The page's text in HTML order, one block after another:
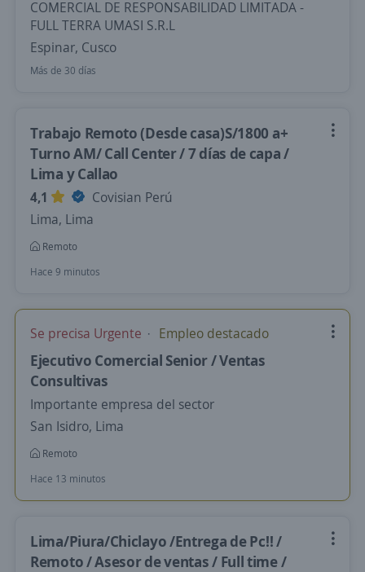
COMERCIAL DE RESPONSABILIDAD LIMITADA -
FULL TERRA UMASI S.R.L
Espinar, Cusco
Más de 30 días
Trabajo Remoto (Desde casa)S/1800 a+
Turno AM/ Call Center / 7 días de capa /
Lima y Callao
4,1
Covisian Perú
Lima, Lima
Remoto
Hace 9 minutos
Se precisa Urgente Empleo destacado
Ejecutivo Comercial Senior / Ventas
Consultivas
Importante empresa del sector
San Isidro, Lima
Remoto
Hace 13 minutos
Lima/Piura/Chiclayo /Entrega de Pc!! /
Remoto / Asesor de ventas / Full time /